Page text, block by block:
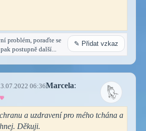
problém, poraďte se
postupně další...
✎ Přidat vzkaz
06:36Marcela:
a uzdravení pro mého tchána a
Děkuji.